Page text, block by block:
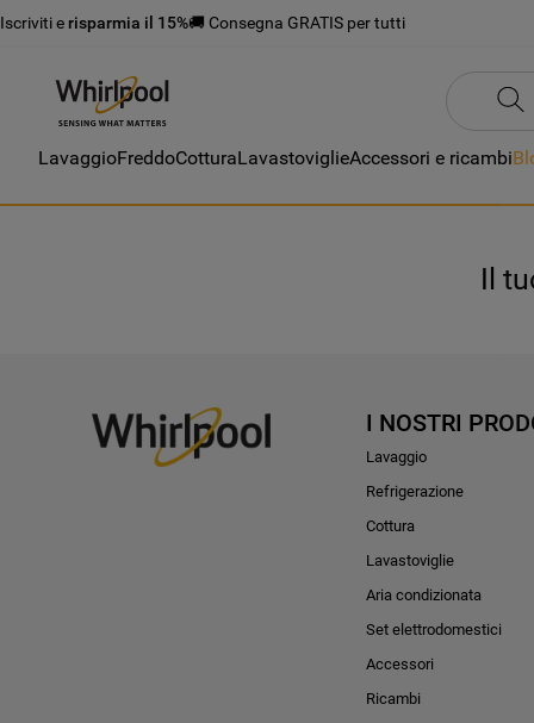
Iscriviti e risparmia il 15%🚚 Consegna GRATIS per tutti
LavaggioFreddoCotturaLavastoviglieAccessori e ricambi
Il
I NOSTRI
Lavaggio
Refrigerazione
Cottura
Lavastoviglie
Aria condizionata
Set elettrodomestici
Accessori
Ricambi